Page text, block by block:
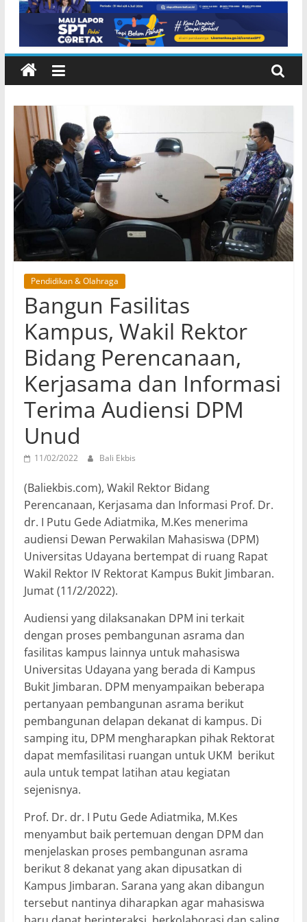
Pendidikan & Olahraga
Bangun Fasilitas
Kampus, Wakil Rektor
Bidang Perencanaan,
Kerjasama dan Informasi
Terima Audiensi DPM
Unud
11/02/2022 Bali Ekbis
(Baliekbis.com), Wakil Rektor Bidang
Perencanaan, Kerjasama dan Informasi Prof. Dr.
dr. I Putu Gede Adiatmika, M.Kes menerima
audiensi Dewan Perwakilan Mahasiswa (DPM)
Universitas Udayana bertempat di ruang Rapat
Wakil Rektor IV Rektorat Kampus Bukit Jimbaran.
Jumat (11/2/2022).
Audiensi yang dilaksanakan DPM ini terkait
dengan proses pembangunan asrama dan
fasilitas kampus lainnya untuk mahasiswa
Universitas Udayana yang berada di Kampus
Bukit Jimbaran. DPM menyampaikan beberapa
pertanyaan pembangunan asrama berikut
pembangunan delapan dekanat di kampus. Di
samping itu, DPM mengharapkan pihak Rektorat
dapat memfasilitasi ruangan untuk UKM berikut
aula untuk tempat latihan atau kegiatan
sejenisnya.
Prof. Dr. dr. I Putu Gede Adiatmika, M.Kes
menyambut baik pertemuan dengan DPM dan
menjelaskan proses pembangunan asrama
berikut 8 dekanat yang akan dipusatkan di
Kampus Jimbaran. Sarana yang akan dibangun
tersebut nantinya diharapkan agar mahasiswa